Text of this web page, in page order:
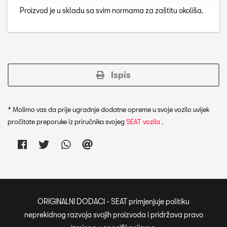
Proizvod je u skladu sa svim normama za zaštitu okoliša.
Ispis
* Molimo vas da prije ugradnje dodatne opreme u svoje vozilo uvijek
pročitate preporuke iz priručnika svojegSEAT vozila.
ORIGINALNI DODACI - SEAT primjenjuje politiku
neprekidnog razvoja svojih proizvoda i pridržava pravo